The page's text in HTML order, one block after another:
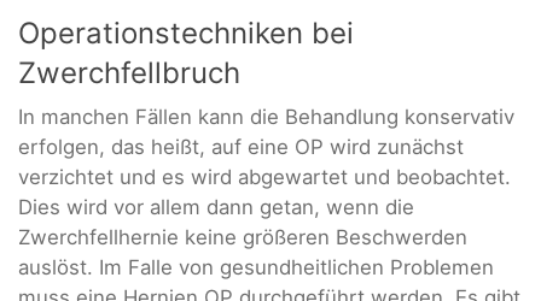
Operationstechniken bei
Zwerchfellbruch
In manchen Fällen kann die Behandlung konservativ
erfolgen, das heißt, auf eine OP wird zunächst
verzichtet und es wird abgewartet und beobachtet.
Dies wird vor allem dann getan, wenn die
Zwerchfellhernie keine größeren Beschwerden
auslöst. Im Falle von gesundheitlichen Problemen